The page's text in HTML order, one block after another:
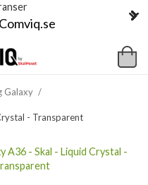
Galaxy /
- Transparent